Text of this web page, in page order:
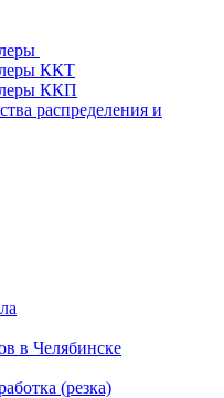
ККТ
ККП
распределения и
в Челябинске
(резка)